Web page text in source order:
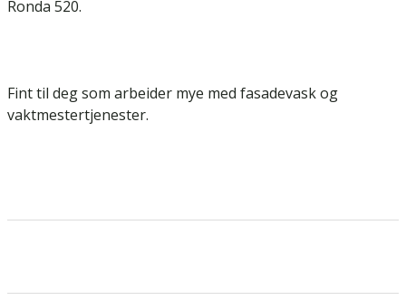
Ronda 520.
Fint til deg som arbeider mye med fasadevask og
vaktmestertjenester.